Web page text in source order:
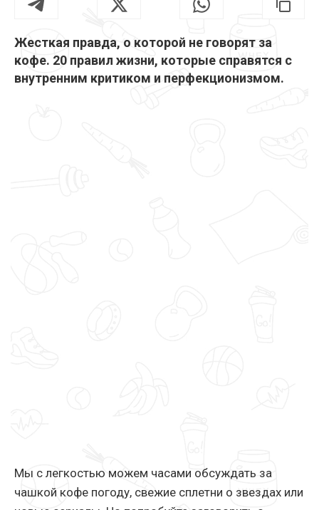
Жесткая правда, о которой не говорят за
кофе. 20 правил жизни, которые справятся с
внутренним критиком и перфекционизмом.
Мы с легкостью можем часами обсуждать за
чашкой кофе погоду, свежие сплетни о звездах или